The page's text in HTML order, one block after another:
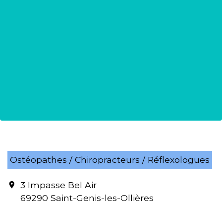
Ostéopathes / Chiropracteurs / Réflexologues
location_on
3 Impasse Bel Air
69290 Saint-Genis-les-Ollières